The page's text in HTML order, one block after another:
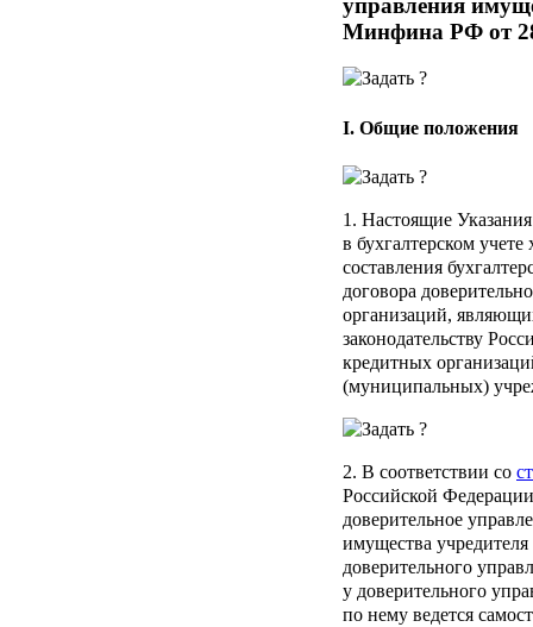
Минфина РФ от
I. Общие положения
1. Настоящие
в бухгалтерском
составления
договора
организаций,
законодательству
кредитных
(муниципальных)
2. В соответствии со
Российской
доверительное
имущества
доверительного
у доверительного
по нему ведется